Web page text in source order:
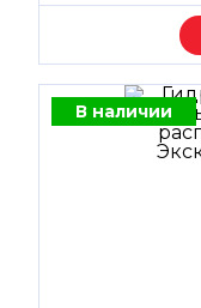
В наличии